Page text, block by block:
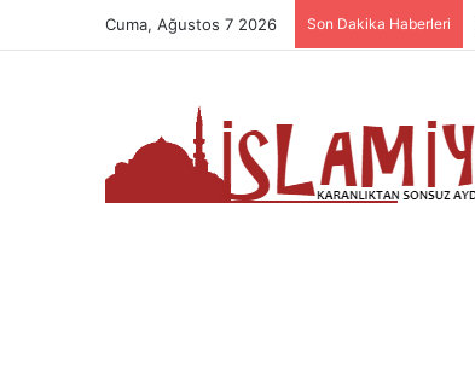
Cuma, Ağustos 7 2026 Son Dakika Haberleri